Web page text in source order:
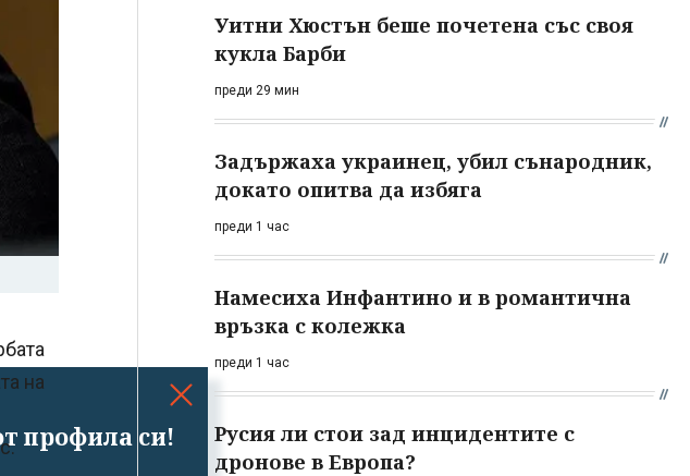
профила си!
на
Уитни Хюстън беше почетена със своя
кукла Барби
преди 29 мин
Задържаха украинец, убил сънародник,
докато опитва да избяга
преди 1 час
Намесиха Инфантино и в романтична
връзка с колежка
преди 1 час
Русия ли стои зад инцидентите с
дронове в Европа?